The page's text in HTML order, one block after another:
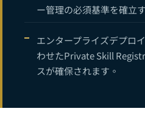
ー管理の必須基準を確立
エンタープライズデプロ
わせたPrivate Skill
スが確保されます。